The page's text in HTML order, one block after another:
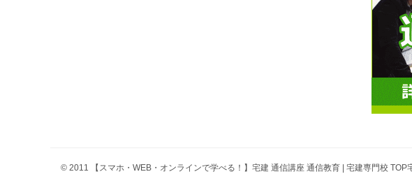
© 2011 【スマホ・WEB・オンラインで学べる！】宅建 通信講座 通信教育 | 宅建専門校 TOP